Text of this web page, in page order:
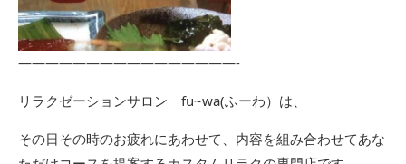
――――――――――――――――-
リラクゼーションサロン fu~wa(ふーわ）は、
その日その時のお疲れにあわせて、内容を組み合わせてあな